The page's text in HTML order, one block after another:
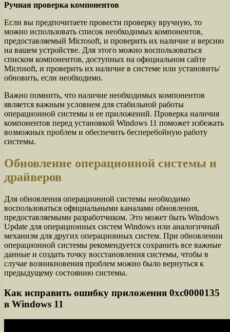
Ручная проверка компонентов
Если вы предпочитаете провести проверку вручную, то
можно использовать список необходимых компонентов,
предоставляемый Microsoft, и проверить их наличие и версию
на вашем устройстве. Для этого можно воспользоваться
списком компонентов, доступных на официальном сайте
Microsoft, и проверить их наличие в системе или установить/
обновить, если необходимо.
Важно помнить, что наличие необходимых компонентов
является важным условием для стабильной работы
операционной системы и ее приложений. Проверка наличия
компонентов перед установкой Windows 11 поможет избежать
возможных проблем и обеспечить бесперебойную работу
системы.
Обновление операционной системы и
драйверов
Для обновления операционной системы необходимо
воспользоваться официальными каналами обновления,
предоставляемыми разработчиком. Это может быть Windows
Update для операционных систем Windows или аналогичный
механизм для других операционных систем. При обновлении
операционной системы рекомендуется сохранить все важные
данные и создать точку восстановления системы, чтобы в
случае возникновения проблем можно было вернуться к
предыдущему состоянию системы.
Как исправить ошибку приложения 0xc0000135
в Windows 11